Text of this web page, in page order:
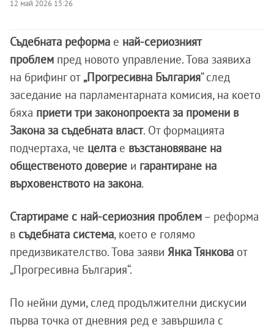
12 май 2026 15:26
Съдебната реформа е най-сериозният
проблем пред новото управление. Това заявиха
на брифинг от„Прогресивна България“ след
заседание на парламентарната комисия, на което
бяха приети три законопроекта за промени в
Закона за съдебната власт. От формацията
подчертаха, че целта е възстановяване на
общественото доверие и гарантиране на
върховенството на закона.
Стартираме с най-сериозния проблем – реформа
в съдебната система, което е голямо
предизвикателство. Това заяви Янка Тянкова от
„Прогресивна България“.
По нейни думи, след продължителни дискусии
първа точка от дневния ред е завършила с